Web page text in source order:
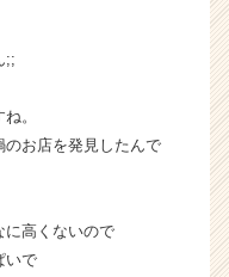
;;
。
お店を発見したんで
に高くないので
いで